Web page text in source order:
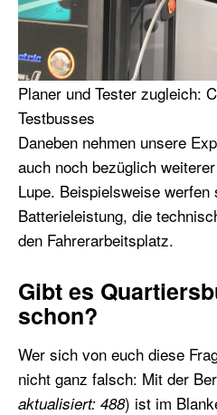
Planer und Tester zugleich:
Testbusses
Daneben nehmen unsere
auch noch bezüglich
Lupe. Beispielsweise
Batterieleistung, die
den Fahrerarbeitsplatz.
Gibt es
schon?
Wer sich von euch diese
nicht ganz falsch: Mit der
aktualisiert: 488) ist im